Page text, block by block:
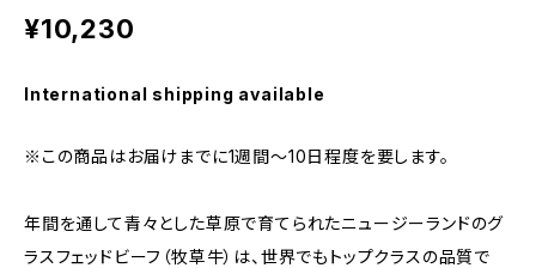
¥10,230
International shipping available
※この商品はお届けまでに1週間～10日程度を要します。
年間を通して青々とした草原で育てられたニュージーランドのグ
ラスフェッドビーフ（牧草牛）は、世界でもトップクラスの品質で